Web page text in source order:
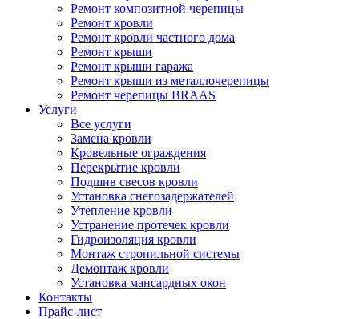
Ремонт композитной черепицы
Ремонт кровли
Ремонт кровли частного дома
Ремонт крыши
Ремонт крыши гаража
Ремонт крыши из металлочерепицы
Ремонт черепицы BRAAS
Услуги
Все услуги
Замена кровли
Кровельные ограждения
Перекрытие кровли
Подшив свесов кровли
Установка снегозадержателей
Утепление кровли
Устранение протечек кровли
Гидроизоляция кровли
Монтаж стропильной системы
Демонтаж кровли
Установка мансардных окон
Контакты
Прайс-лист